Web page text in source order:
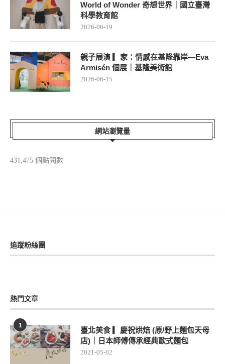
World of Wonder 奇想世界｜國立臺灣
科學教育館
2026-06-19
親子展演 ▎家：情感在基隆靠岸—Eva
Armisén 個展｜基隆美術館
2026-06-15
網站瀏覽量
431,475 個點閱數
追蹤粉絲團
熱門文章
1
臺北美食 ▎慶祝烘焙 (原/野上麵包天母
店)｜日本師傅傳承經典歐式麵包
2021-05-02